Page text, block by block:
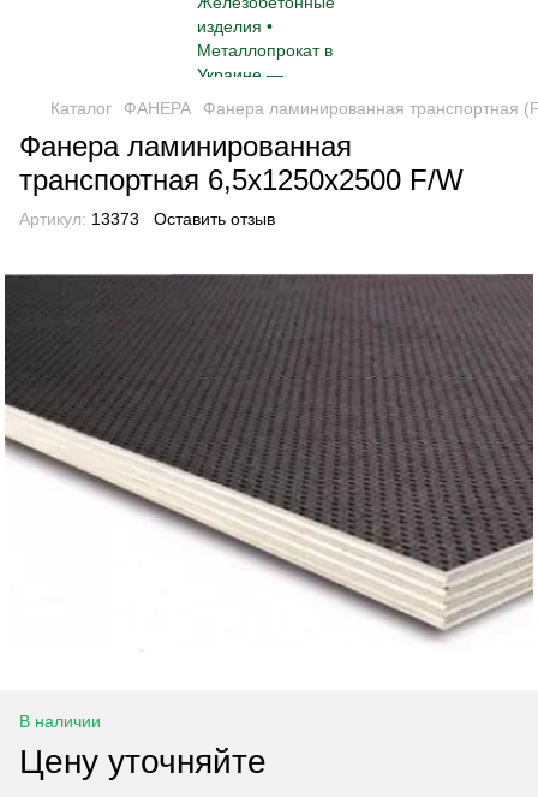
Каталог ФАНЕРА Фанера ламинированная транспортная
Фанера ламинированная
транспортная 6,5х1250х2500 F/W
Артикул: 13373 Оставить отзыв
В наличии
Цену уточняйте